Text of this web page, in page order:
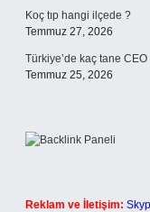
Koç tıp hangi ilçede ?
Temmuz 27, 2026
Türkiye’de kaç tane CEO
Temmuz 25, 2026
Reklam ve İletişim: